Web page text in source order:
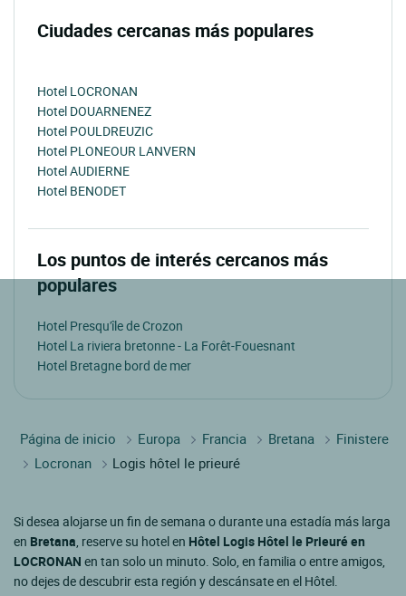
Ciudades cercanas más populares
Hotel LOCRONAN
Hotel DOUARNENEZ
Hotel POULDREUZIC
Hotel PLONEOUR LANVERN
Hotel AUDIERNE
Hotel BENODET
Los puntos de interés cercanos más
populares
Hotel Presqu'île de Crozon
Hotel La riviera bretonne - La Forêt-Fouesnant
Hotel Bretagne bord de mer
Página de inicio Europa Francia Bretana
Finistere
Locronan
Logis hôtel le prieuré
Si desea alojarse un fin de semana o durante una estadía más larga
en Bretana , reserve su hotel en Hôtel Logis Hôtel le Prieuré en
LOCRONAN en tan solo un minuto. Solo, en familia o entre amigos,
no dejes de descubrir esta región y descánsate en el Hôtel.